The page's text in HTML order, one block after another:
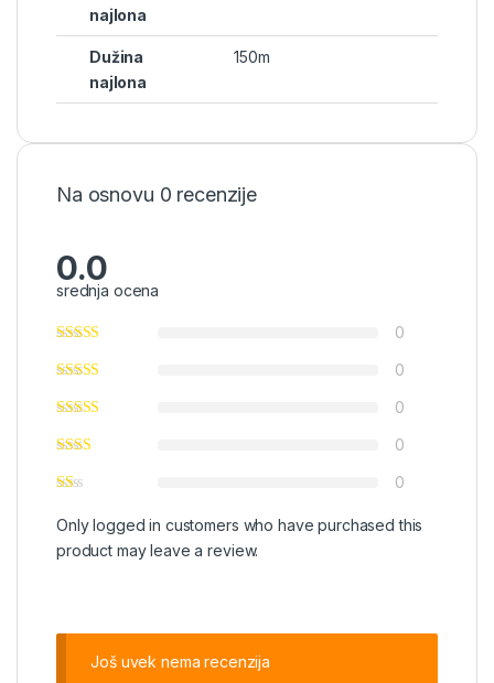
najlona
Dužina
najlona
150m
Na osnovu 0 recenzije
0.0
srednja ocena
0
0
0
0
0
Only logged in customers who have purchased this
product may leave a review.
Još uvek nema recenzija